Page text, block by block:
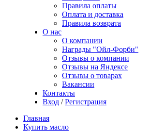
Правила оплаты
Оплата и доставка
Правила возврата
О нас
О компании
Награды "Ойл-Форби"
Отзывы о компании
Отзывы на Яндексе
Отзывы о товарах
Вакансии
Контакты
Вход / Регистрация
Главная
Купить масло